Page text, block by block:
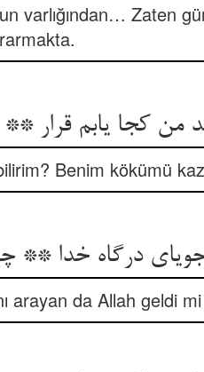
varlığından… Zaten
من کجا یابم قرار **
Benim kökümü
درگاه خدا **
arayan da Allah geldi